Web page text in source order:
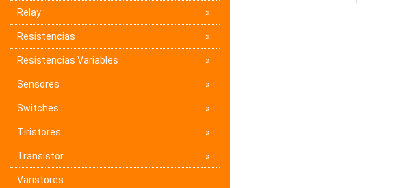
Relay
Resistencias
Resistencias Variables
Sensores
Switches
Tiristores
Transistor
Varistores